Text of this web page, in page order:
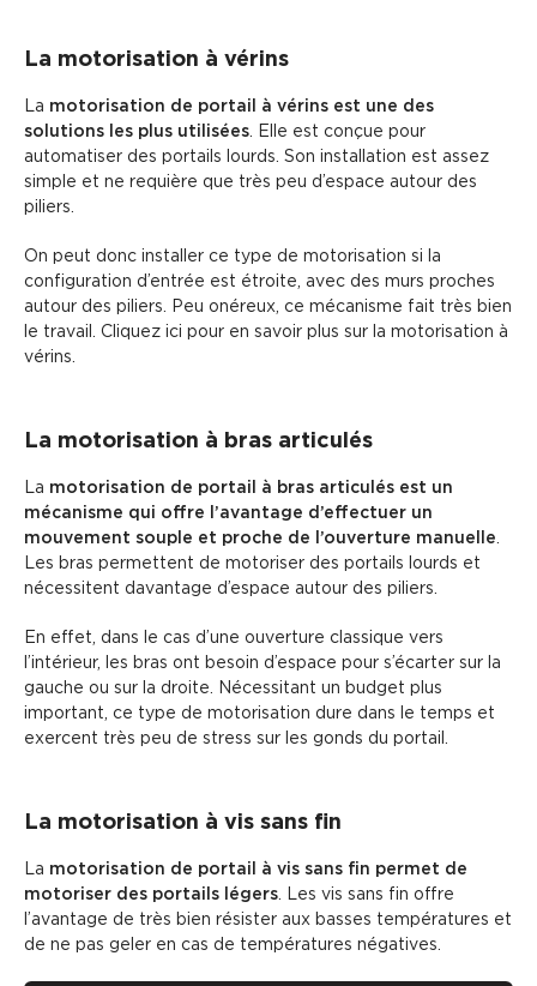
La motorisation à vérins
La motorisation de portail à vérins est une des
solutions les plus utilisées. Elle est conçue pour
automatiser des portails lourds. Son installation est assez
simple et ne requière que très peu d’espace autour des
piliers.
On peut donc installer ce type de motorisation si la
configuration d’entrée est étroite, avec des murs proches
autour des piliers. Peu onéreux, ce mécanisme fait très bien
le travail. Cliquez ici pour en savoir plus sur la motorisation à
vérins.
La motorisation à bras articulés
La motorisation de portail à bras articulés est un
mécanisme qui offre l’avantage d’effectuer un
mouvement souple et proche de l’ouverture manuelle.
Les bras permettent de motoriser des portails lourds et
nécessitent davantage d’espace autour des piliers.
En effet, dans le cas d’une ouverture classique vers
l’intérieur, les bras ont besoin d’espace pour s’écarter sur la
gauche ou sur la droite. Nécessitant un budget plus
important, ce type de motorisation dure dans le temps et
exercent très peu de stress sur les gonds du portail.
La motorisation à vis sans fin
La motorisation de portail à vis sans fin permet de
motoriser des portails légers. Les vis sans fin offre
l’avantage de très bien résister aux basses températures et
de ne pas geler en cas de températures négatives.